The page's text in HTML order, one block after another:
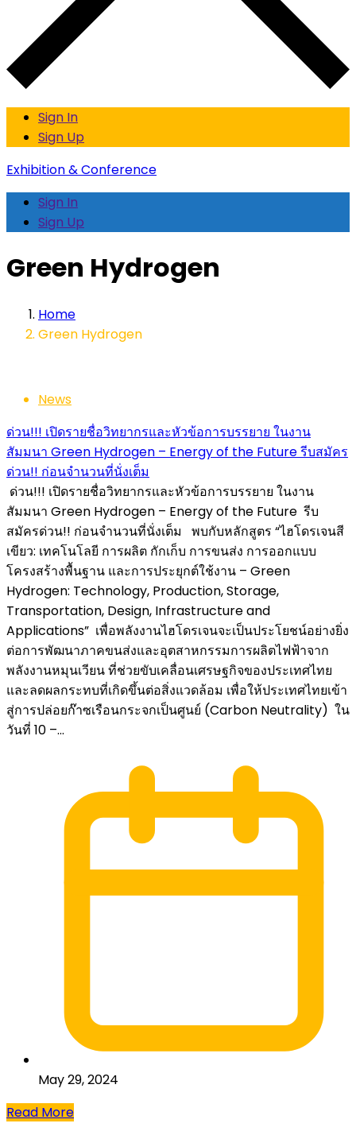
Sign In
Sign Up
Exhibition & Conference
Sign In
Sign Up
Green Hydrogen
Home
Green Hydrogen
News
ด่วน!!! เปิดรายชื่อวิทยากรและหัวข้อการบรรยาย ในงาน
สัมมนา Green Hydrogen – Energy of the Future รีบสมัคร
ด่วน!! ก่อนจำนวนที่นั่งเต็ม
ด่วน!!! เปิดรายชื่อวิทยากรและหัวข้อการบรรยาย ในงาน
สัมมนา Green Hydrogen – Energy of the Future รีบ
สมัครด่วน!! ก่อนจำนวนที่นั่งเต็ม พบกับหลักสูตร “ไฮโดรเจนสี
เขียว: เทคโนโลยี การผลิต กักเก็บ การขนส่ง การออกแบบ
โครงสร้างพื้นฐาน และการประยุกต์ใช้งาน – Green
Hydrogen: Technology, Production, Storage,
Transportation, Design, Infrastructure and
Applications” เพื่อพลังงานไฮโดรเจนจะเป็นประโยชน์อย่างยิ่ง
ต่อการพัฒนาภาคขนส่งและอุตสาหกรรมการผลิตไฟฟ้าจาก
พลังงานหมุนเวียน ที่ช่วยขับเคลื่อนเศรษฐกิจของประเทศไทย
และลดผลกระทบที่เกิดขึ้นต่อสิ่งแวดล้อม เพื่อให้ประเทศไทยเข้า
สู่การปล่อยก๊าซเรือนกระจกเป็นศูนย์ (Carbon Neutrality) ใน
วันที่ 10 –...
May 29, 2024
Read More